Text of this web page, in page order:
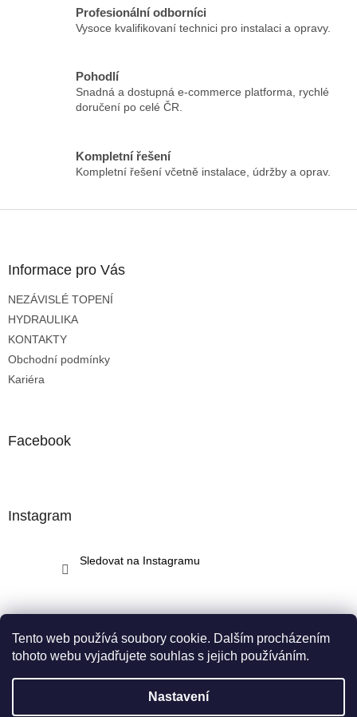
Tento web používá soubory cookie. Dalším procházením
tohoto webu vyjadřujete souhlas s jejich používáním.
Nastavení
c
í
k
y
s
á
n
í
Profesionální odborníci
Vysoce kvalifikovaní technici pro instalaci a opravy.
Pohodlí
Snadná a dostupná e-commerce platforma, rychlé
doručení po celé ČR.
Kompletní řešení
Kompletní řešení včetně instalace, údržby a oprav.
Informace pro Vás
NEZÁVISLÉ TOPENÍ
HYDRAULIKA
KONTAKTY
Obchodní podmínky
Kariéra
Facebook
Instagram
Sledovat na Instagramu